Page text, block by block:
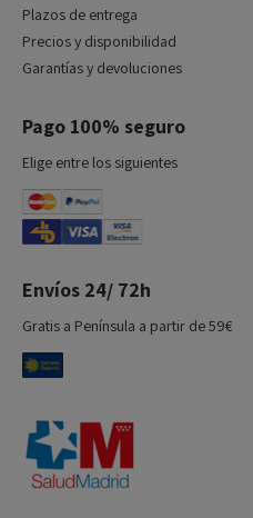
Plazos de entrega
Precios y disponibilidad
Garantías y devoluciones
Pago 100% seguro
Elige entre los siguientes
Envíos 24/ 72h
Gratis a Península a partir de 59€